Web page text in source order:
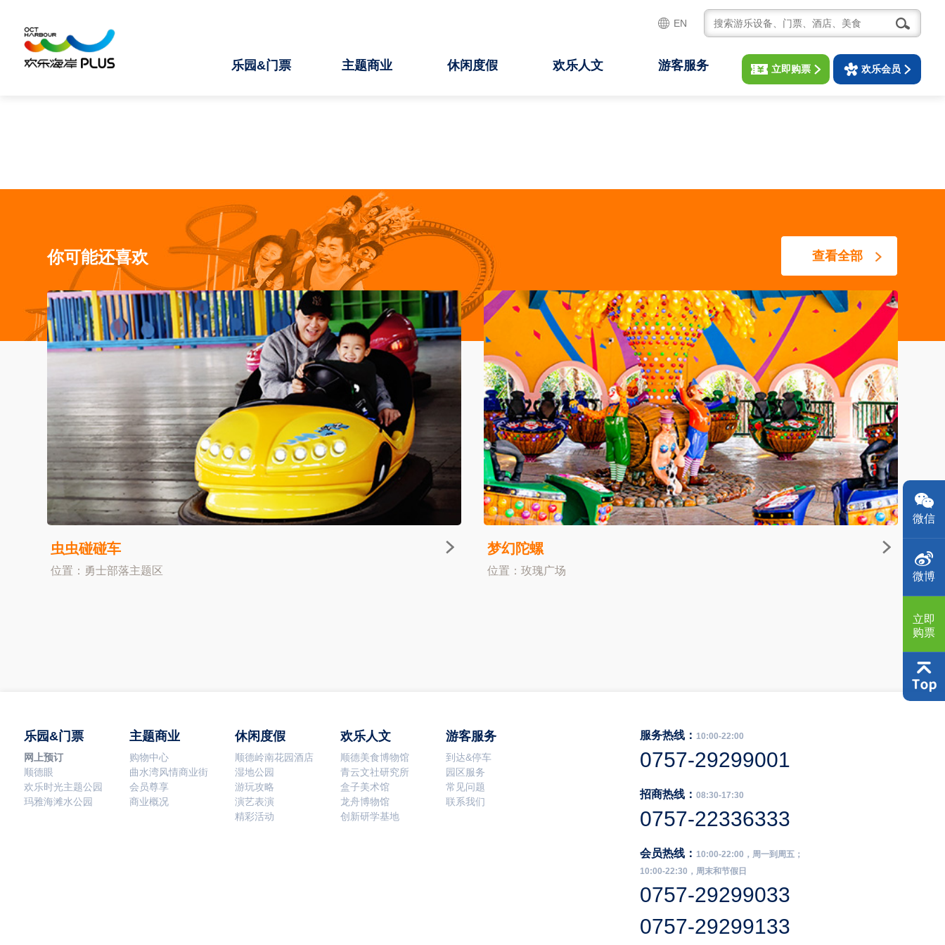
乐园&门票 主题商业 休闲度假 欢乐人文 游客服务
EN
立即购票 欢乐会员
微信
微博
立即
购票
你可能还喜欢 查看全部
虫虫碰碰车
位置：勇士部落主题区
梦幻陀螺
位置：玫瑰广场
服务热线： 10:00-22:00
0757-29299001
招商热线：08:30-17:30
0757-22336333
会员热线： 10:00-22:00，周一到周五；
10:00-22:30，周末和节假日
0757-29299033
0757-29299133
乐园&门票
网上预订
顺德眼
欢乐时光主题公园
玛雅海滩水公园
主题商业
购物中心
曲水湾风情商业街
会员尊享
商业概况
休闲度假
顺德岭南花园酒店
湿地公园
游玩攻略
演艺表演
精彩活动
欢乐人文
顺德美食博物馆
青云文社研究所
盒子美术馆
龙舟博物馆
创新研学基地
游客服务
到达&停车
园区服务
常见问题
联系我们